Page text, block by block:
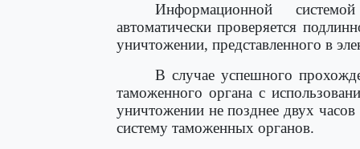
Информационной
автоматически проверяется
уничтожении, представленного в
В случае успешного
таможенного органа с
уничтожении не позднее двух
систему таможенных органов.